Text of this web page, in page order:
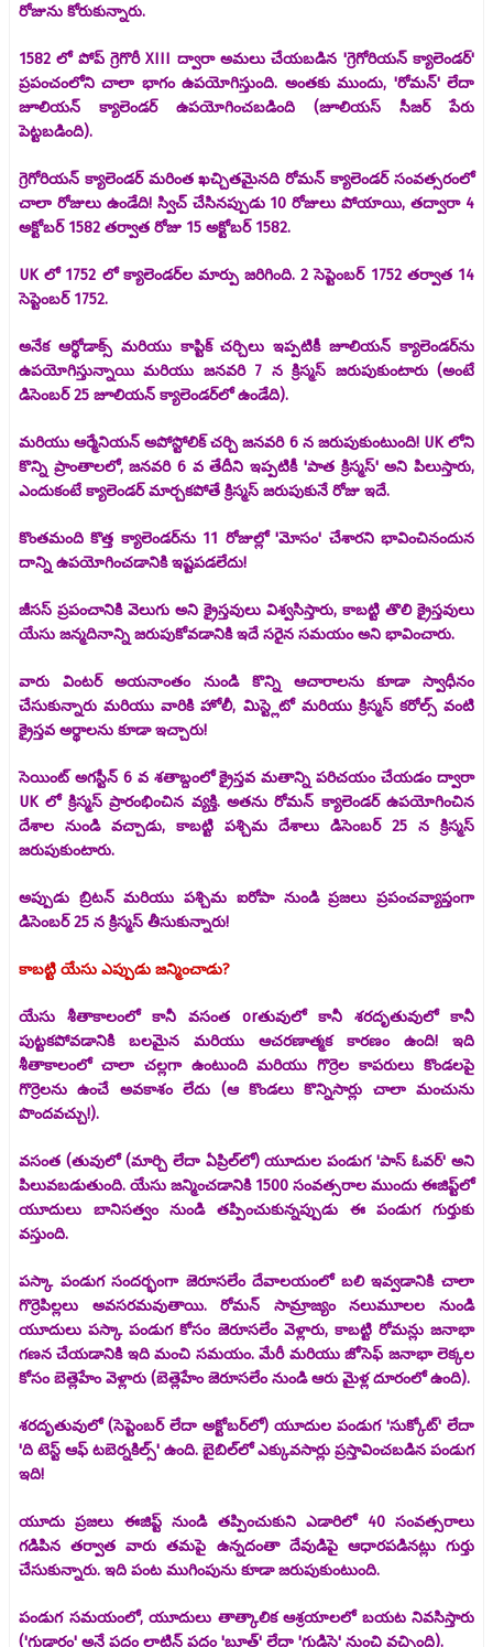
రోజును కోరుకున్నారు.
1582 లో పోప్ గ్రెగొరీ XIII ద్వారా అమలు చేయబడిన 'గ్రెగోరియన్ క్యాలెండర్'
ప్రపంచంలోని చాలా భాగం ఉపయోగిస్తుంది. అంతకు ముందు, 'రోమన్' లేదా
జూలియన్ క్యాలెండర్ ఉపయోగించబడింది (జూలియస్ సీజర్ పేరు
పెట్టబడింది).
గ్రెగోరియన్ క్యాలెండర్ మరింత ఖచ్చితమైనది రోమన్ క్యాలెండర్ సంవత్సరంలో
చాలా రోజులు ఉండేది! స్విచ్ చేసినప్పుడు 10 రోజులు పోయాయి, తద్వారా 4
అక్టోబర్ 1582 తర్వాత రోజు 15 అక్టోబర్ 1582.
UK లో 1752 లో క్యాలెండర్‌ల మార్పు జరిగింది. 2 సెప్టెంబర్ 1752 తర్వాత 14
సెప్టెంబర్ 1752.
అనేక ఆర్థోడాక్స్ మరియు కాప్టిక్ చర్చిలు ఇప్పటికీ జూలియన్ క్యాలెండర్‌ను
ఉపయోగిస్తున్నాయి మరియు జనవరి 7 న క్రిస్మస్ జరుపుకుంటారు (అంటే
డిసెంబర్ 25 జూలియన్ క్యాలెండర్‌లో ఉండేది).
మరియు ఆర్మేనియన్ అపోస్టోలిక్ చర్చి జనవరి 6 న జరుపుకుంటుంది! UK లోని
కొన్ని ప్రాంతాలలో, జనవరి 6 వ తేదీని ఇప్పటికీ 'పాత క్రిస్మస్' అని పిలుస్తారు,
ఎందుకంటే క్యాలెండర్ మార్చకపోతే క్రిస్మస్ జరుపుకునే రోజు ఇదే.
కొంతమంది కొత్త క్యాలెండర్‌ను 11 రోజుల్లో 'మోసం' చేశారని భావించినందున
దాన్ని ఉపయోగించడానికి ఇష్టపడలేదు!
జీసస్ ప్రపంచానికి వెలుగు అని క్రైస్తవులు విశ్వసిస్తారు, కాబట్టి తొలి క్రైస్తవులు
యేసు జన్మదినాన్ని జరుపుకోవడానికి ఇదే సరైన సమయం అని భావించారు.
వారు వింటర్ అయనాంతం నుండి కొన్ని ఆచారాలను కూడా స్వాధీనం
చేసుకున్నారు మరియు వారికి హోలీ, మిస్ట్లెటో మరియు క్రిస్మస్ కరోల్స్ వంటి
క్రైస్తవ అర్థాలను కూడా ఇచ్చారు!
సెయింట్ అగస్టీన్ 6 వ శతాబ్దంలో క్రైస్తవ మతాన్ని పరిచయం చేయడం ద్వారా
UK లో క్రిస్మస్ ప్రారంభించిన వ్యక్తి. అతను రోమన్ క్యాలెండర్ ఉపయోగించిన
దేశాల నుండి వచ్చాడు, కాబట్టి పశ్చిమ దేశాలు డిసెంబర్ 25 న క్రిస్మస్
జరుపుకుంటారు.
అప్పుడు బ్రిటన్ మరియు పశ్చిమ ఐరోపా నుండి ప్రజలు ప్రపంచవ్యాప్తంగా
డిసెంబర్ 25 న క్రిస్మస్ తీసుకున్నారు!
కాబట్టి యేసు ఎప్పుడు జన్మించాడు?
యేసు శీతాకాలంలో కానీ వసంత orతువులో కానీ శరదృతువులో కానీ
పుట్టకపోవడానికి బలమైన మరియు ఆచరణాత్మక కారణం ఉంది! ఇది
శీతాకాలంలో చాలా చల్లగా ఉంటుంది మరియు గొర్రెల కాపరులు కొండలపై
గొర్రెలను ఉంచే అవకాశం లేదు (ఆ కొండలు కొన్నిసార్లు చాలా మంచును
పొందవచ్చు!).
వసంత (తువులో (మార్చి లేదా ఏప్రిల్‌లో) యూదుల పండుగ 'పాస్ ఓవర్' అని
పిలువబడుతుంది. యేసు జన్మించడానికి 1500 సంవత్సరాల ముందు ఈజిప్ట్‌లో
యూదులు బానిసత్వం నుండి తప్పించుకున్నప్పుడు ఈ పండుగ గుర్తుకు
వస్తుంది.
పస్కా పండుగ సందర్భంగా జెరూసలేం దేవాలయంలో బలి ఇవ్వడానికి చాలా
గొర్రెపిల్లలు అవసరమవుతాయి. రోమన్ సామ్రాజ్యం నలుమూలల నుండి
యూదులు పస్కా పండుగ కోసం జెరూసలేం వెళ్లారు, కాబట్టి రోమన్లు ​​జనాభా
గణన చేయడానికి ఇది మంచి సమయం. మేరీ మరియు జోసెఫ్ జనాభా లెక్కల
కోసం బెత్లెహేం వెళ్లారు (బెత్లెహేం జెరూసలేం నుండి ఆరు మైళ్ల దూరంలో ఉంది).
శరదృతువులో (సెప్టెంబర్ లేదా అక్టోబర్‌లో) యూదుల పండుగ 'సుక్కోట్' లేదా
'ది టెస్ట్ ఆఫ్ టబెర్నకిల్స్' ఉంది. బైబిల్‌లో ఎక్కువసార్లు ప్రస్తావించబడిన పండుగ
ఇది!
యూదు ప్రజలు ఈజిప్ట్ నుండి తప్పించుకుని ఎడారిలో 40 సంవత్సరాలు
గడిపిన తర్వాత వారు తమపై ఉన్నదంతా దేవుడిపై ఆధారపడినట్లు గుర్తు
చేసుకున్నారు. ఇది పంట ముగింపును కూడా జరుపుకుంటుంది.
పండుగ సమయంలో, యూదులు తాత్కాలిక ఆశ్రయాలలో బయట నివసిస్తారు
('గుడారం' అనే పదం లాటిన్ పదం 'బూత్' లేదా 'గుడిసె' నుంచి వచ్చింది).